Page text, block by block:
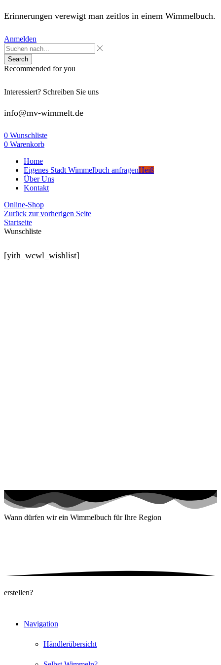
Erinnerungen verewigt man zeitlos in einem Wimmelbuch.
Anmelden
Search
Recommended for you
Interessiert? Schreiben Sie uns
info@mv-wimmelt.de
0 Wunschliste
0 Warenkorb
Home
Eigenes Stadt Wimmelbuch anfragenHeiß
Über Uns
Kontakt
Online-Shop
Zurück zur vorherigen Seite
Startseite
Wunschliste
[yith_wcwl_wishlist]
Wann dürfen wir ein Wimmelbuch für Ihre Region
erstellen?
Navigation
Händlerübersicht